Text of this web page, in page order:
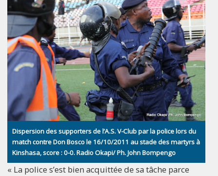
Dispersion des supporters de l’A.S. V-Club par la police lors du
match contre Don Bosco le 16/10/2011 au stade des martyrs à
Kinshasa, score : 0-0. Radio Okapi/ Ph. John Bompengo
« La police s’est bien acquittée de sa tâche parce